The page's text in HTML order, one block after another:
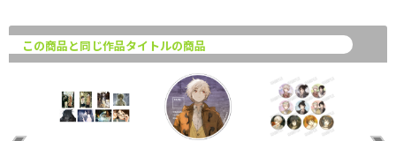
この商品と同じ作品タイトルの商品